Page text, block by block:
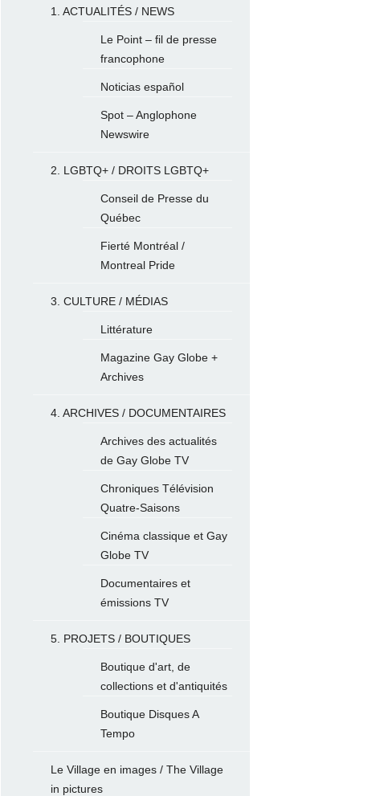
1. ACTUALITÉS / NEWS
Le Point – fil de presse
francophone
Noticias español
Spot – Anglophone
Newswire
2. LGBTQ+ / DROITS LGBTQ+
Conseil de Presse du
Québec
Fierté Montréal /
Montreal Pride
3. CULTURE / MÉDIAS
Littérature
Magazine Gay Globe +
Archives
4. ARCHIVES / DOCUMENTAIRES
Archives des actualités
de Gay Globe TV
Chroniques Télévision
Quatre-Saisons
Cinéma classique et Gay
Globe TV
Documentaires et
émissions TV
5. PROJETS / BOUTIQUES
Boutique d'art, de
collections et d'antiquités
Boutique Disques A
Tempo
Le Village en images / The Village
in pictures